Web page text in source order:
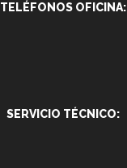
TELÉFONOS OFICINA:
SERVICIO TÉCNICO: